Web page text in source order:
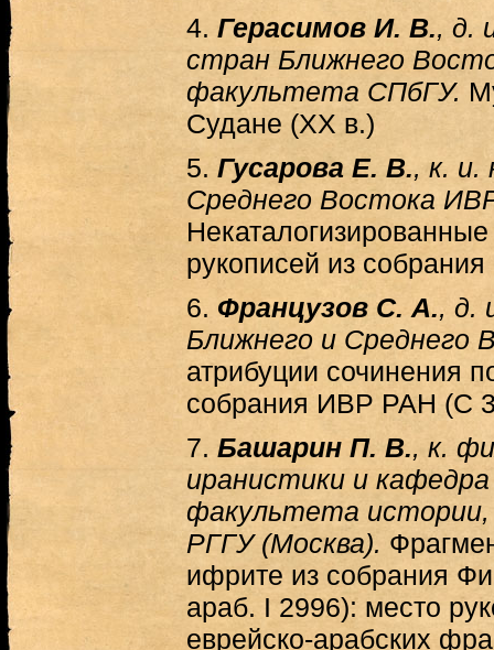
4. Герасимов И. В., д.
стран Ближнего
факультета СПбГУ.
Судане (ХХ в.)
5. Гусарова Е. В., к. и.
Среднего Востока
рукописей из
6. Французов С. А., д.
Ближнего и Среднего
атрибуции сочинения
собрания ИВР РАН (С
7. Башарин П. В., к.
иранистики и
факультета истории,
РГГУ (Москва).
ифрите из собрания
араб. I 2996): место
еврейско-арабских